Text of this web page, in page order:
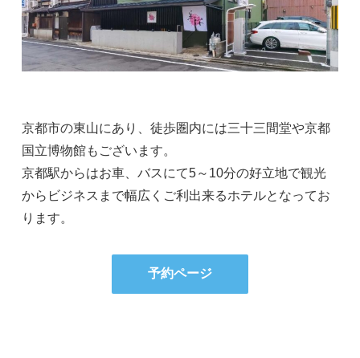
京都市の東山にあり、徒歩圏内には三十三間堂や京都
国立博物館もございます。
京都駅からはお車、バスにて5～10分の好立地で観光
からビジネスまで幅広くご利出来るホテルとなってお
ります。
予約ページ